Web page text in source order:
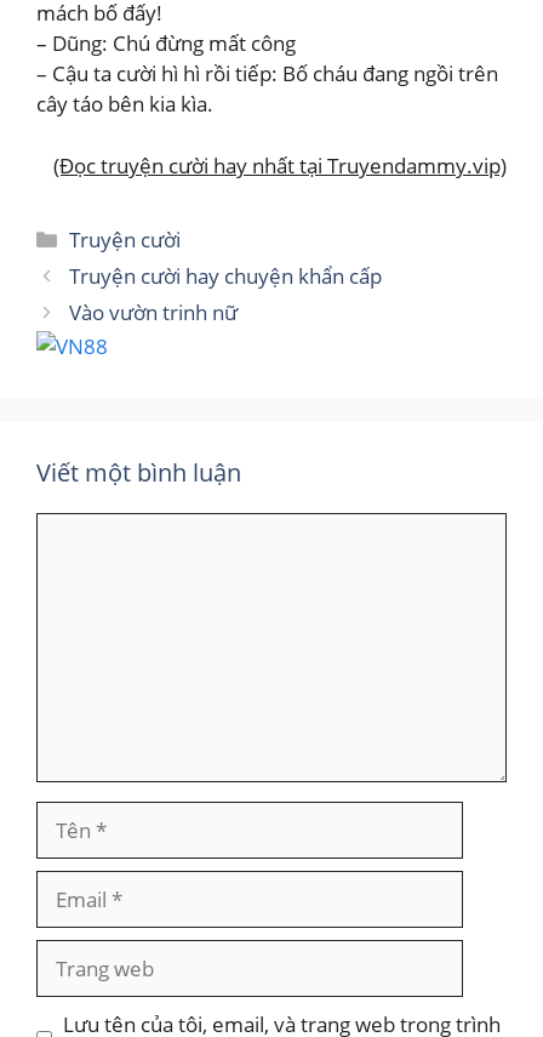
mách bố đấy!
– Dũng: Chú đừng mất công
– Cậu ta cười hì hì rồi tiếp: Bố cháu đang ngồi trên
cây táo bên kia kìa.
(Đọc truyện cười hay nhất tại Truyendammy.vip)
Danh
mục
Truyện cười
Truyện cười hay chuyện khẩn cấp
Vào vườn trinh nữ
Viết một bình luận
web
Lưu tên của tôi, email, và trang web trong trình